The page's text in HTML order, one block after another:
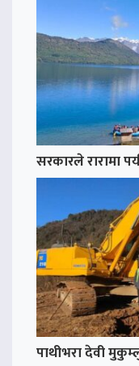
सरकारले रारामा
पाथीभरा देवी